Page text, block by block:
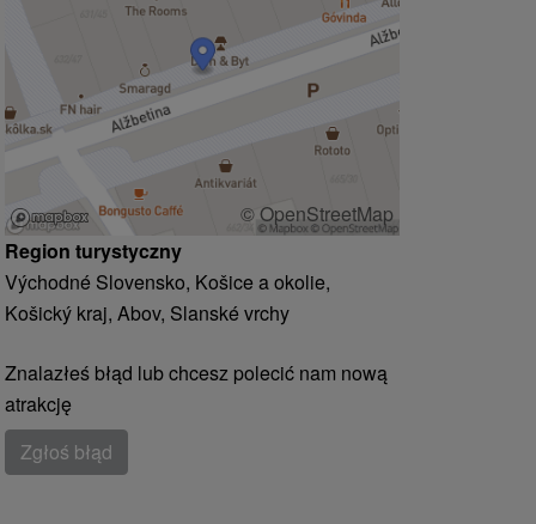
© OpenStreetMap
Region turystyczny
Východné Slovensko, Košice a okolie,
Košický kraj, Abov, Slanské vrchy
Znalazłeś błąd lub chcesz polecić nam nową
atrakcję
Zgłoś błąd